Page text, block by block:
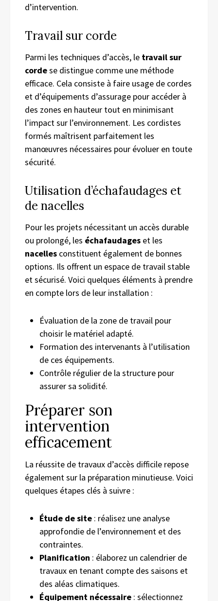
d’intervention.
Travail sur corde
Parmi les techniques d’accès, le travail sur
cordese distingue comme une méthode
efficace. Cela consiste à faire usage de cordes
et d’équipements d’assurage pour accéder à
des zones en hauteur tout en minimisant
l’impact sur l’environnement. Les cordistes
formés maîtrisent parfaitement les
manœuvres nécessaires pour évoluer en toute
sécurité.
Utilisation d’échafaudages et
de nacelles
Pour les projets nécessitant un accès durable
ou prolongé, les échafaudages et les
nacelles constituent également de bonnes
options. Ils offrent un espace de travail stable
et sécurisé. Voici quelques éléments à prendre
en compte lors de leur installation :
Évaluation de la zone de travail pour
choisir le matériel adapté.
Formation des intervenants à l’utilisation
de ces équipements.
Contrôle régulier de la structure pour
assurer sa solidité.
Préparer son
intervention
efficacement
La réussite de travaux d’accès difficile repose
également sur la préparation minutieuse. Voici
quelques étapes clés à suivre :
Étude de site : réalisez une analyse
approfondie de l’environnement et des
contraintes.
Planification : élaborez un calendrier de
travaux en tenant compte des saisons et
des aléas climatiques.
Équipement nécessaire : sélectionnez